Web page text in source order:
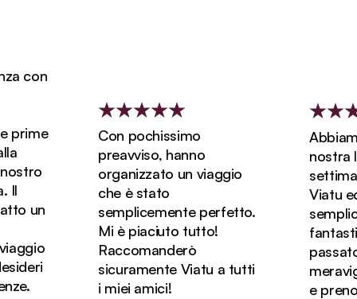
con
un
Con pochissimo
preavviso, hanno
organizzato un viaggio
che è stato
semplicemente perfetto.
Mi è piaciuto tutto!
Raccomanderò
sicuramente Viatu a tutti
i miei amici!
nostra
Viatu ed
passato
e